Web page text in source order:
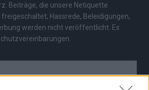
Beiträge, die unsere Netiquette
Hassrede, Beleidigungen,
werden nicht veröffentlicht. Es